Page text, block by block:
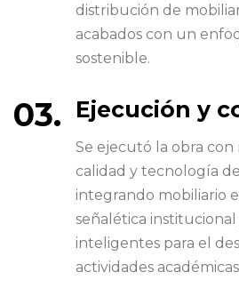
distribución de
acabados con un
sostenible.
Ejecución y
Se ejecutó la obra con
calidad y tecnología
integrando mobiliario
señalética
inteligentes para el
actividades